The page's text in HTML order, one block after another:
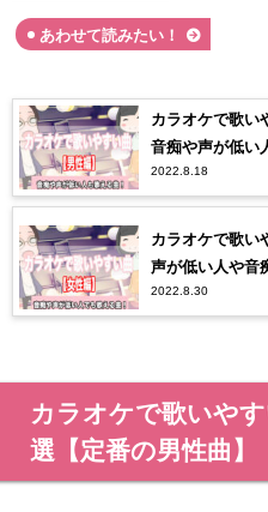
あわせて読みたい！
カラオケで歌い
音痴や声が低い
介！
2022.8.18
カラオケで歌い
声が低い人や音
2022.8.30
カラオケで歌いや
選【定番の男性曲】